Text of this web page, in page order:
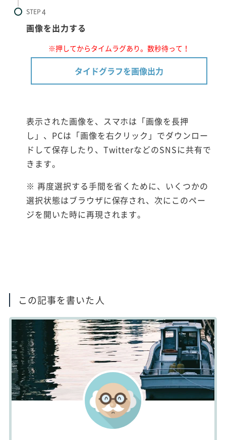
STEP
画像を出力する
※押してからタイムラグあり。数秒待って！
タイドグラフを画像出力
表示された画像を、スマホは「画像を長押
し」、PCは「画像を右クリック」でダウンロー
ドして保存したり、TwitterなどのSNSに共有で
きます。
※ 再度選択する手間を省くために、いくつかの
選択状態はブラウザに保存され、次にこのペー
ジを開いた時に再現されます。
この記事を書いた人